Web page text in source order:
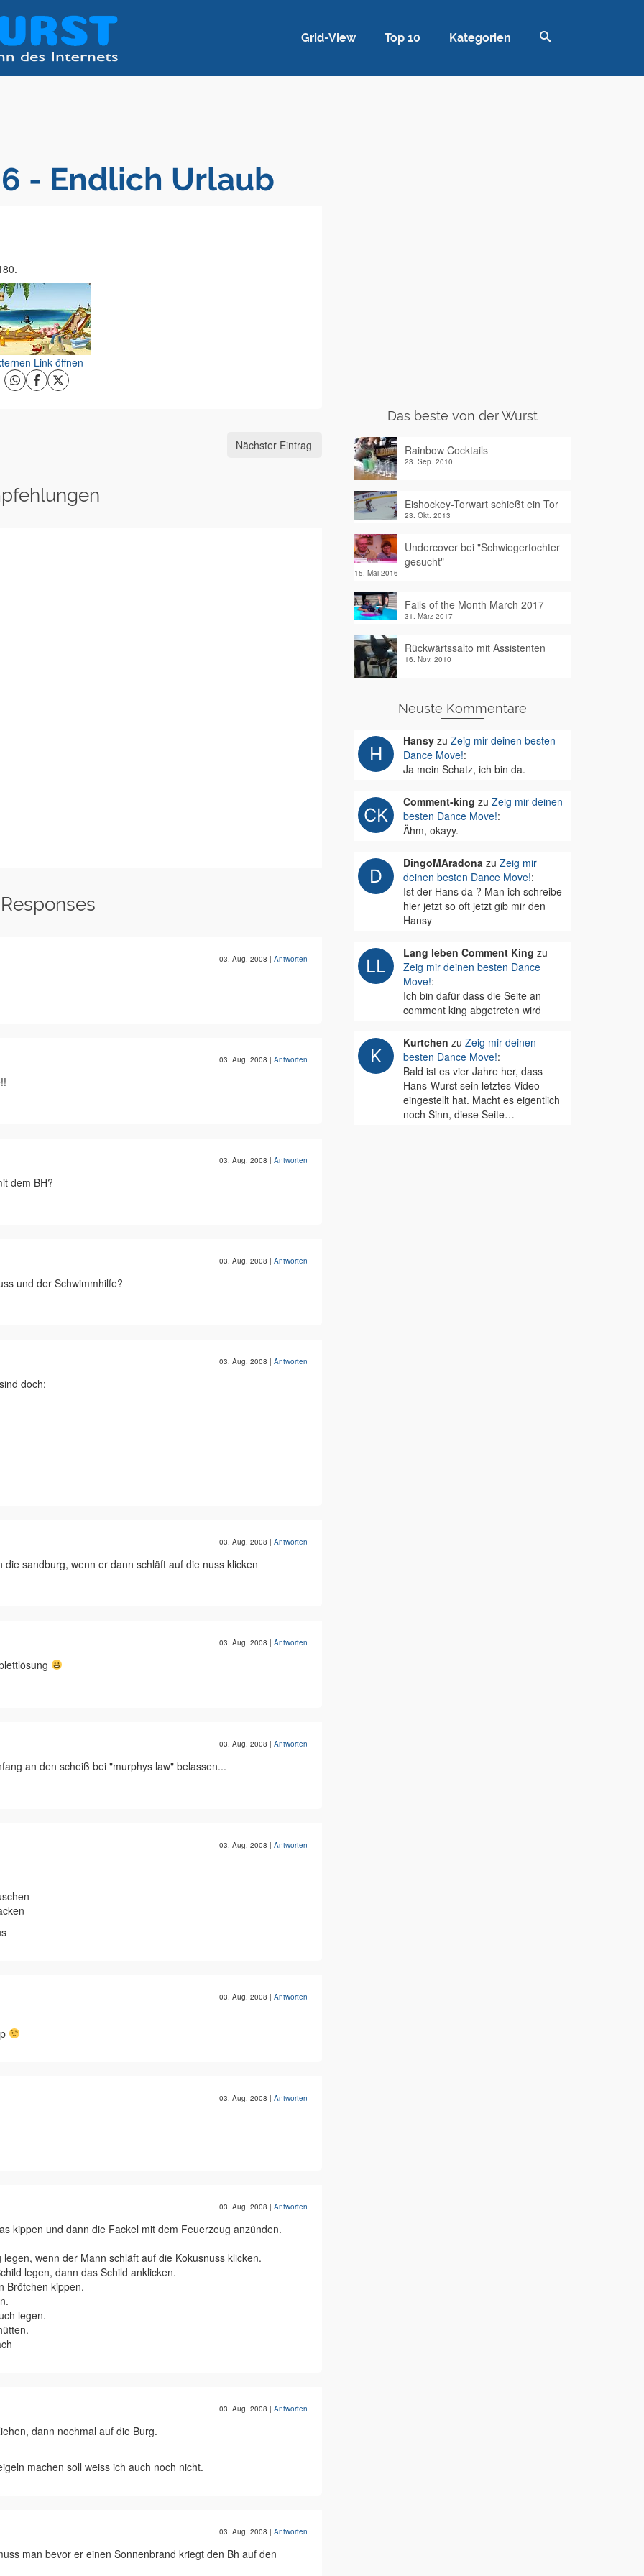
Grid-View Top 10 Kategorien
- Endlich Urlaub
Link öffnen
Nächster Eintrag
03. Aug. 2008 | Antworten
03. Aug. 2008 | Antworten
03. Aug. 2008 | Antworten
dem BH?
03. Aug. 2008 | Antworten
und der Schwimmhilfe?
03. Aug. 2008 | Antworten
doch:
03. Aug. 2008 | Antworten
sandburg, wenn er dann schläft auf die nuss klicken
03. Aug. 2008 | Antworten
03. Aug. 2008 | Antworten
an den scheiß bei "murphys law" belassen...
03. Aug. 2008 | Antworten
03. Aug. 2008 | Antworten
03. Aug. 2008 | Antworten
03. Aug. 2008 | Antworten
kippen und dann die Fackel mit dem Feuerzeug anzünden.
wenn der Mann schläft auf die Kokusnuss klicken.
legen, dann das Schild anklicken.
Brötchen kippen.
legen.
03. Aug. 2008 | Antworten
dann nochmal auf die Burg.
machen soll weiss ich auch noch nicht.
03. Aug. 2008 | Antworten
man bevor er einen Sonnenbrand kriegt den Bh auf den
Das beste von der Wurst
Rainbow Cocktails
23. Sep. 2010
Eishockey-Torwart schießt ein Tor
23. Okt. 2013
Undercover bei "Schwiegertochter
gesucht"
15. Mai 2016
Fails of the Month March 2017
31. März 2017
Rückwärtssalto mit Assistenten
16. Nov. 2010
Neuste Kommentare
Hansyzu Zeig mir deinen besten
Dance Move!:
Ja mein Schatz, ich bin da.
Comment-king zu Zeig mir deinen
besten Dance Move!:
Ähm, okayy.
DingoMAradonazu Zeig mir
deinen besten Dance Move!:
Ist der Hans da ? Man ich schreibe
hier jetzt so oft jetzt gib mir den
Hansy
Lang leben Comment King zu
Zeig mir deinen besten Dance
Move!:
Ich bin dafür dass die Seite an
comment king abgetreten wird
Kurtchen zu Zeig mir deinen
besten Dance Move!:
Bald ist es vier Jahre her, dass
Hans-Wurst sein letztes Video
eingestellt hat. Macht es eigentlich
noch Sinn, diese Seite…